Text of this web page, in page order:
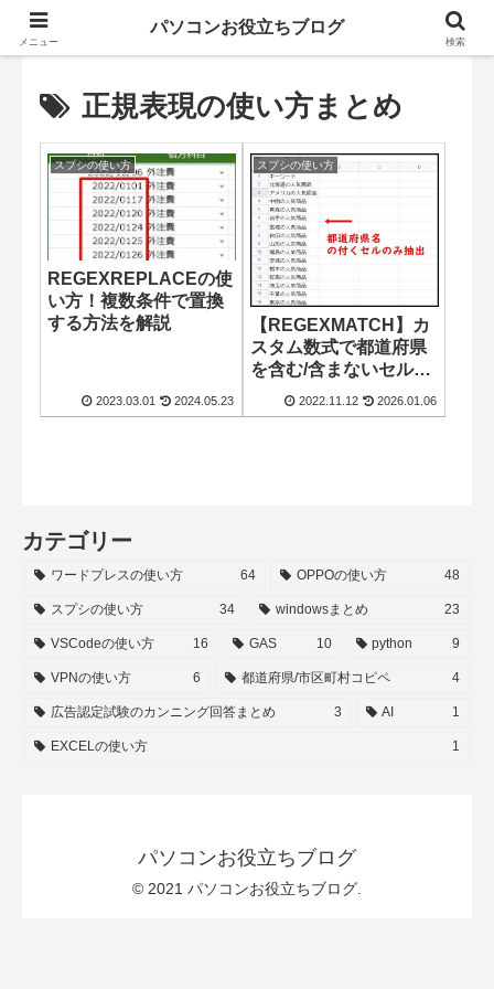
正規表現の使い方まとめ
スプシの使い方
REGEXREPLACEの使
い方！複数条件で置換
する方法を解説
2023.03.01 2024.05.23
スプシの使い方
【REGEXMATCH】カ
スタム数式で都道府県
を含む/含まないセルの
抽出方法
2022.11.12 2026.01.06
カテゴリー
ワードプレスの使い方 64 OPPOの使い方 48
スプシの使い方 34 windowsまとめ 23
VSCodeの使い方 16 GAS 10 python 9
VPNの使い方 6 都道府県/市区町村コピペ 4
広告認定試験のカンニング回答まとめ 3 AI 1
EXCELの使い方 1
パソコンお役立ちブログ
© 2021 パソコンお役立ちブログ.
メニュー
パソコンお役立ちブログ
検索